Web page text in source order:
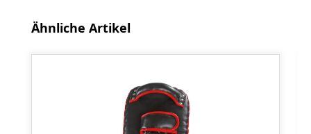
Produktgalerie überspringen
Ähnliche Artikel